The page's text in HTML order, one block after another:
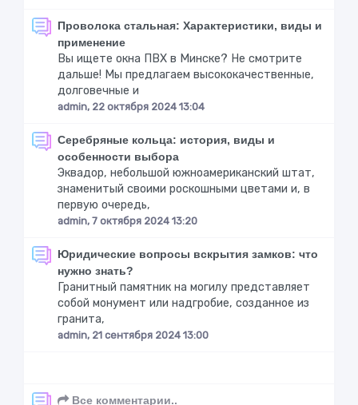
Проволока стальная: Характеристики, виды и
применение
Вы ищете окна ПВХ в Минске? Не смотрите
дальше! Мы предлагаем высококачественные,
долговечные и
admin, 22 октября 2024 13:04
Серебряные кольца: история, виды и
особенности выбора
Эквадор, небольшой южноамериканский штат,
знаменитый своими роскошными цветами и, в
первую очередь,
admin, 7 октября 2024 13:20
Юридические вопросы вскрытия замков: что
нужно знать?
Гранитный памятник на могилу представляет
собой монумент или надгробие, созданное из
гранита,
admin, 21 сентября 2024 13:00
Все комментарии..